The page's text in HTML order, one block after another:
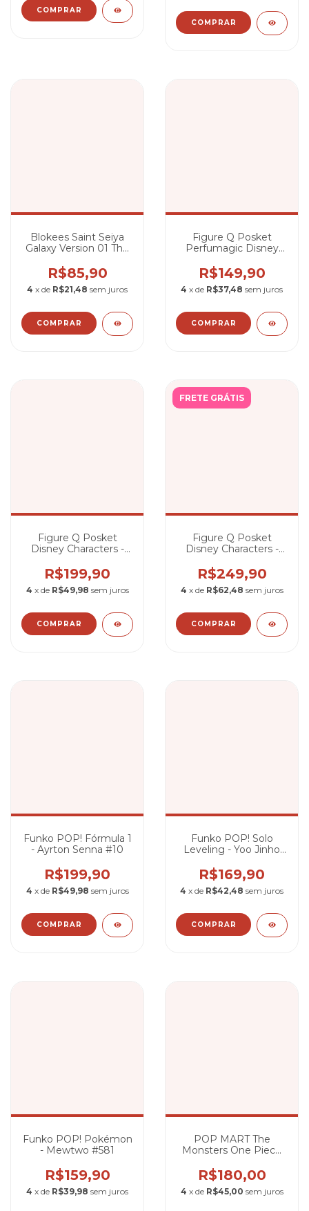
Blokees Saint Seiya
Galaxy Version 01 The
R$85,90
4 x de R$21,48 sem juros
Figure Q Posket
Perfumagic Disney
R$149,90
4 x de R$37,48 sem juros
Figure Q Posket
Disney Characters -
R$199,90
4 x de R$49,98 sem juros
FRETE GRÁTIS
Figure Q Posket
Disney Characters -
Style
R$249,90
4 x de R$62,48 sem juros
Funko POP! Fórmula 1
- Ayrton Senna #10
R$199,90
4 x de R$49,98 sem juros
Funko POP! Solo
Leveling - Yoo Jinho
R$169,90
4 x de R$42,48 sem juros
Funko POP! Pokémon
- Mewtwo #581
R$159,90
4 x de R$39,98 sem juros
POP MART The
Monsters One Piece
R$180,00
4 x de R$45,00 sem juros